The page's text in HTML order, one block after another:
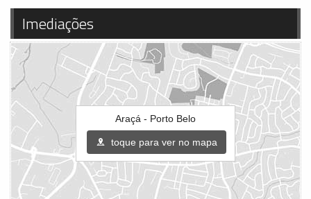
Imediações
Araçá - Porto Belo
toque para ver no mapa